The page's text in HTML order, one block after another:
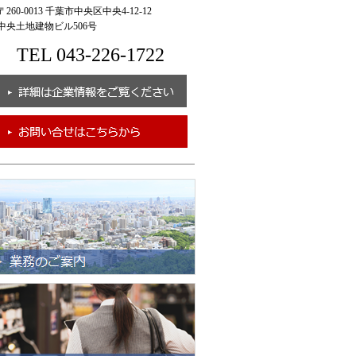
0013 千葉市中央区中央4-12-12
土地建物ビル506号
TEL 043-226-1722